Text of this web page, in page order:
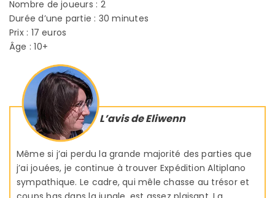
Nombre de joueurs : 2
Durée d’une partie : 30 minutes
Prix : 17 euros
Âge : 10+
L’avis de Eliwenn
Même si j’ai perdu la grande majorité des parties que
j’ai jouées, je continue à trouver Expédition Altiplano
sympathique. Le cadre, qui mêle chasse au trésor et